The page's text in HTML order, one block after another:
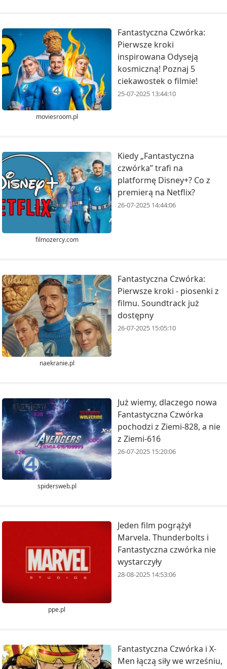
moviesroom.pl
Fantastyczna Czwórka:
Pierwsze kroki
inspirowana Odyseją
kosmiczną! Poznaj 5
ciekawostek o filmie!
25-07-2025 13:44:10
filmozercy.com
Kiedy „Fantastyczna
czwórka” trafi na
platformę Disney+? Co z
premierą na Netflix?
26-07-2025 14:44:06
naekranie.pl
Fantastyczna Czwórka:
Pierwsze kroki - piosenki z
filmu. Soundtrack już
dostępny
26-07-2025 15:05:10
spidersweb.pl
Już wiemy, dlaczego nowa
Fantastyczna Czwórka
pochodzi z Ziemi-828, a nie
z Ziemi-616
26-07-2025 15:20:06
ppe.pl
Jeden film pogrążył
Marvela. Thunderbolts i
Fantastyczna czwórka nie
wystarczyły
28-08-2025 14:53:06
Fantastyczna Czwórka i X-
Men łączą siły we wrześniu,